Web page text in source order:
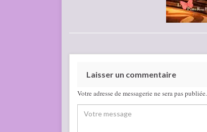
Laisser un commentaire
Votre adresse de messagerie ne sera pas publiée.